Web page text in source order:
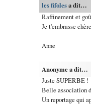
les fifolesa dit…
Raffinement et
Je t'embrasse
Anne
Anonyme a dit…
Juste SUPERBE !
Belle association
Un reportage qui